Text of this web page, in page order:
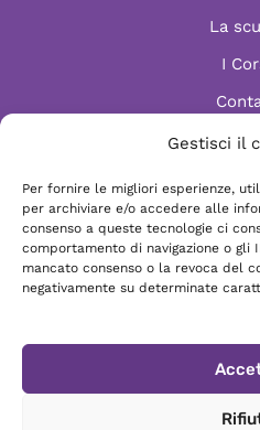
Gestisci il
Per fornire le migliori esperienze,
per archiviare e/o accedere alle
consenso a queste tecnologie ci
comportamento di navigazione o gli
mancato consenso o la revoca del
negativamente su determinate
La
I
Scrivici
Chatta su
Vieni a
Cookie Policy
Associazione ASD